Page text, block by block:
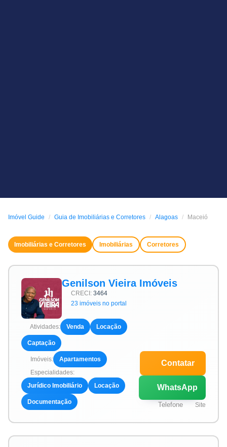
Imóvel Guide Guia de Imobiliárias e Corretores Alagoas Maceió
Imobiliárias e Corretores Imobiliárias Corretores
Genilson Vieira Imóveis
CRECI: 3464
23 imóveis no portal
Atividades: Venda Locação
Captação
Imóveis:
Apartamentos
Especialidades:
Jurídico Imobiliário
Locação
Documentação
Contatar
WhatsApp
Telefone Site